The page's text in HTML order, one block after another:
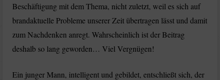
Beschäftigung mit dem Thema, nicht zuletzt, weil es sich auf
brandaktuelle Probleme unserer Zeit übertragen lässt und damit
zum Nachdenken anregt. Wahrscheinlich ist der Beitrag
deshalb so lang geworden… Viel Vergnügen!
Ein junger Mann, intelligent und gebildet, entschließt sich, der